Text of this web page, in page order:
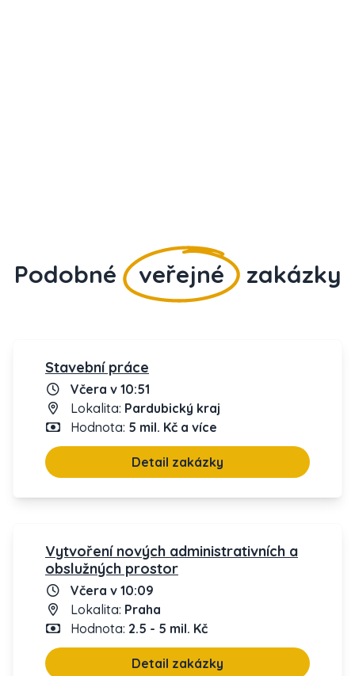
Podobné veřejné zakázky
Stavební práce
Včera v 10:51
Lokalita: Pardubický kraj
Hodnota: 5 mil. Kč a více
Detail zakázky
Vytvoření nových administrativních a
obslužných prostor
Včera v 10:09
Lokalita: Praha
Hodnota: 2.5 - 5 mil. Kč
Detail zakázky